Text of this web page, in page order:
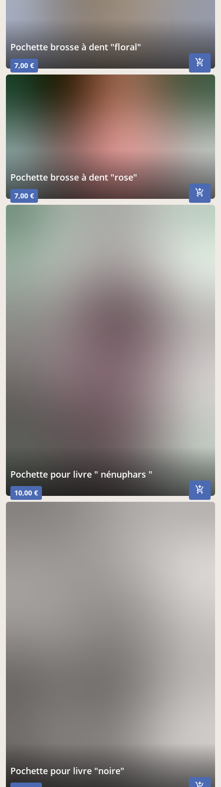
pochette brosse à dent "floral"
7,00 €
pochette brosse à dent "rose"
7,00 €
pochette pour livre " nénuphars "
10,00 €
Pochette pour livre "noire"